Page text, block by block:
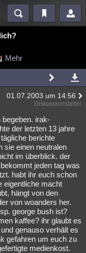
Mystery Kriminalfälle
Ufologie
Literatur
Filme
English
Geschlossen
Mehr
01.07.2003 um 14:56
Diskussionsleiter
begeben. irak-
der letzten 13 jahre
berichte
sie einen neutralen
im überblick. der
jeden tag was
habt ihr euch schon
eigentliche macht
hängt von den
von woanders her.
george bush ist?
kaffee? ihr glaubt es
genauso verhält es
gefahren um euch zu
medienkost.